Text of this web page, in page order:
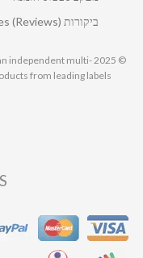
ביקורות MallShoes (Reviews)
an independent multi-
from leading labels.